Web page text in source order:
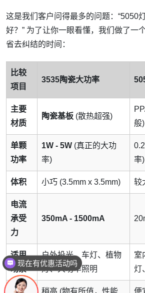
这是我们客户问得最多的问题：“5050
好？” 为了让你一眼看懂，我们做了一
省去纠结的时间：
比较
项目
3535陶瓷大功率
主要
材质
陶瓷基板 (散热超强)
般)
单颗
功率
1W - 5W (真正的大功
率)
率)
体积 小巧 (3.5mm x 3.5mm) 较
电流
承受
力
350mA - 1500mA
适用
场景
户外投光、车灯、植物
灯、大功率照明
室
灯
可以介绍下你们的产品么
现在有优惠活动吗